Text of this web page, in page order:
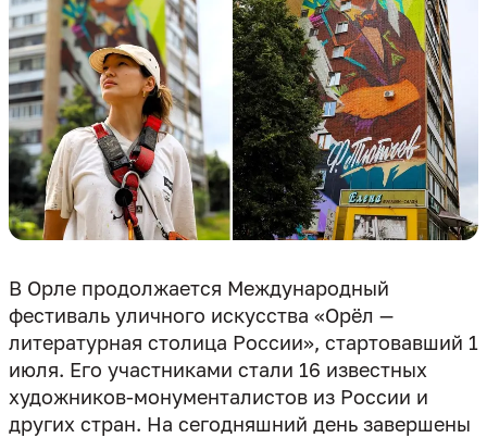
В Орле продолжается Международный
фестиваль уличного искусства «Орёл —
литературная столица России», стартовавший 1
июля. Его участниками стали 16 известных
художников-монументалистов из России и
других стран. На сегодняшний день завершены